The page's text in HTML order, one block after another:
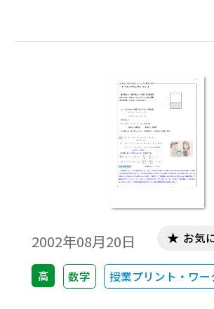
的内容，教科書で扱っている内
2002年08月20日
高 数学 授業プリント・ワー
お気